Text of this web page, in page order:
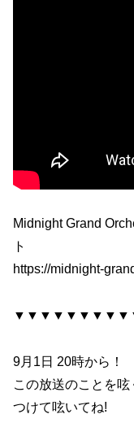
Midnight Grand
ト
https://midnight-
9月1日 20時から！
この放送のことを
つけて呟いてね!